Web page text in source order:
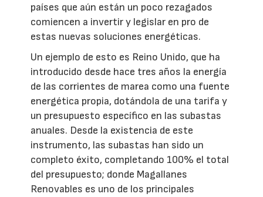
países que aún están un poco rezagados
comiencen a invertir y legislar en pro de
estas nuevas soluciones energéticas.
Un ejemplo de esto es Reino Unido, que ha
introducido desde hace tres años la energía
de las corrientes de marea como una fuente
energética propia, dotándola de una tarifa y
un presupuesto específico en las subastas
anuales. Desde la existencia de este
instrumento, las subastas han sido un
completo éxito, completando 100% el total
del presupuesto; donde Magallanes
Renovables es uno de los principales